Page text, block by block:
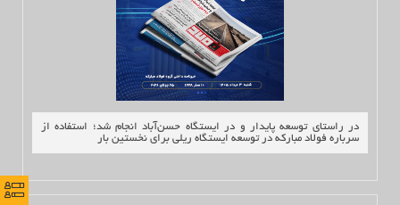
در راستای توسعه پایدار و در ایستگاه حسن‌آباد انجام شد؛ استفاده از
سرباره فولاد مبارکه در توسعه ایستگاه ریلی برای نخستین بار